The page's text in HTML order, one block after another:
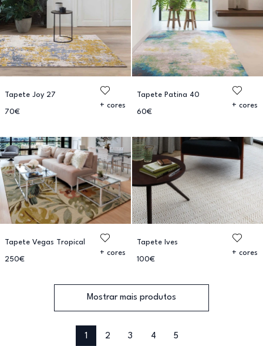
Tapete Joy 27
70€
+ cores
Tapete Patina 40
60€
+ cores
Tapete Vegas Tropical
250€
+ cores
Tapete Ives
100€
+ cores
Mostrar mais produtos
1 2 3 4 5